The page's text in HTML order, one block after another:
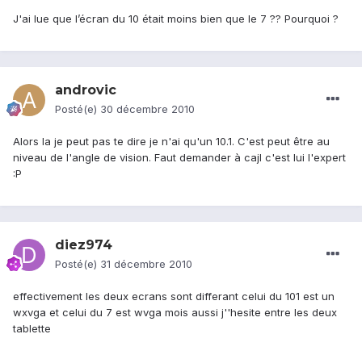
J'ai lue que l’écran du 10 était moins bien que le 7 ?? Pourquoi ?
androvic
Posté(e) 30 décembre 2010
Alors la je peut pas te dire je n'ai qu'un 10.1. C'est peut être au
niveau de l'angle de vision. Faut demander à cajl c'est lui l'expert
:P
diez974
Posté(e) 31 décembre 2010
effectivement les deux ecrans sont differant celui du 101 est un
wxvga et celui du 7 est wvga mois aussi j''hesite entre les deux
tablette